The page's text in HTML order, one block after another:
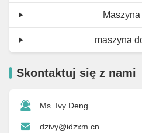
maszyna
Skontaktuj się z nami
Ms. Ivy Deng
dzivy@idzxm.cn